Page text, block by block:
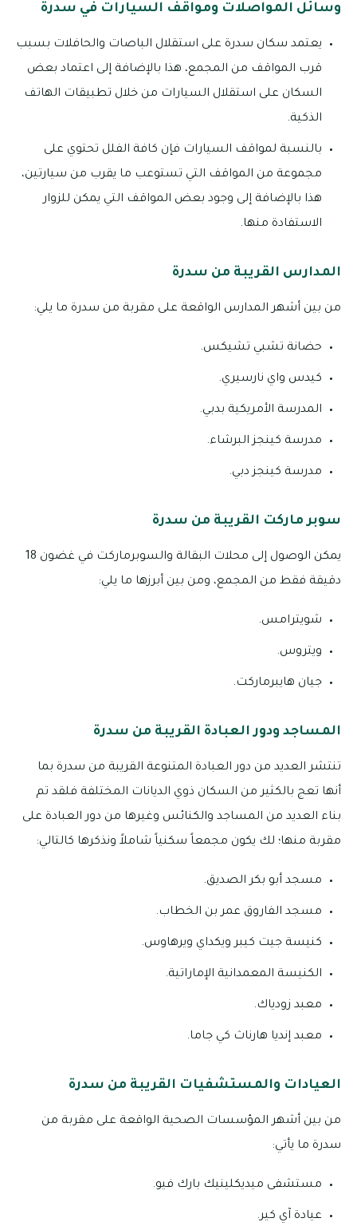
وسائل المواصلات ومواقف السيارات في سدرة
يعتمد سكان سدرة على استقلال الباصات والحافلات بسبب
قرب المواقف من المجمع، هذا بالإضافة إلى اعتماد بعض
السكان على استقلال السيارات من خلال تطبيقات الهاتف
الذكية.
بالنسبة لمواقف السيارات فإن كافة الفلل تحتوي على
مجموعة من المواقف التي تستوعب ما يقرب من سيارتين،
هذا بالإضافة إلى وجود بعض المواقف التي يمكن للزوار
الاستفادة منها.
المدارس القريبة من سدرة
من بين أشهر المدارس الواقعة على مقربة من سدرة ما يلي:
حضانة تشبي تشيكس.
كيدس واي نارسيري.
المدرسة الأمريكية بدبي.
مدرسة كينجز البرشاء.
مدرسة كينجز دبي.
سوبر ماركت القريبة من سدرة
يمكن الوصول إلى محلات البقالة والسوبرماركت في غضون 18
دقيقة فقط من المجمع، ومن بين أبرزها ما يلي:
شويترامس.
ويتروس.
جيان هايبرماركت.
المساجد ودور العبادة القريبة من سدرة
تنتشر العديد من دور العبادة المتنوعة القريبة من سدرة بما
أنها تعج بالكثير من السكان ذوي الديانات المختلفة فلقد تم
بناء العديد من المساجد والكنائس وغيرها من دور العبادة على
مقربة منها؛ لك يكون مجمعاً سكنياً شاملاً ونذكرها كالتالي:
مسجد أبو بكر الصديق.
مسجد الفاروق عمر بن الخطاب.
كنيسة جيت كيبر ويكداي ويرهاوس.
الكنيسة المعمدانية الإماراتية.
معبد زودياك.
معبد إنديا هارناث كي جاما.
العيادات والمستشفيات القريبة من سدرة
من بين أشهر المؤسسات الصحية الواقعة على مقربة من
سدرة ما يأتي:
مستشفى ميديكلينيك بارك فيو.
عيادة آي كير.